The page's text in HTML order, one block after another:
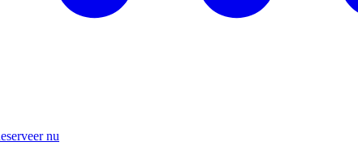
eserveer nu